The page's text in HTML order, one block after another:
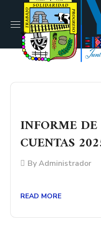
INFORME
CUENTAS
ByAdministrador
READ MORE